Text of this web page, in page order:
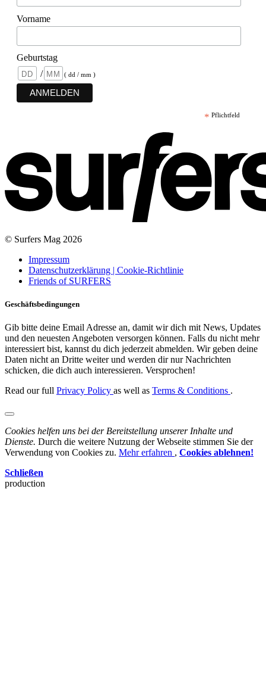
Vorname
Geburtstag
/
( dd / mm )
* Pflichtfeld
© Surfers Mag 2026
Impressum
Datenschutzerklärung | Cookie-Richtlinie
Friends of SURFERS
Geschäftsbedingungen
Gib bitte deine Email Adresse an, damit wir dich mit News, Updates
und den neuesten Angeboten versorgen können. Falls du nicht mehr
interessiert bist, kannst du dich jederzeit abmelden. Wir geben deine
Daten nicht an Dritte weiter und werden dir nur Nachrichten
schicken, die dich auch interessieren. Versprochen!
Read our full Privacy Policy as well as Terms & Conditions .
Cookies helfen uns bei der Bereitstellung unserer Inhalte und
Dienste. Durch die weitere Nutzung der Webseite stimmen Sie der
Verwendung von Cookies zu. Mehr erfahren , Cookies ablehnen!
Schließen
production